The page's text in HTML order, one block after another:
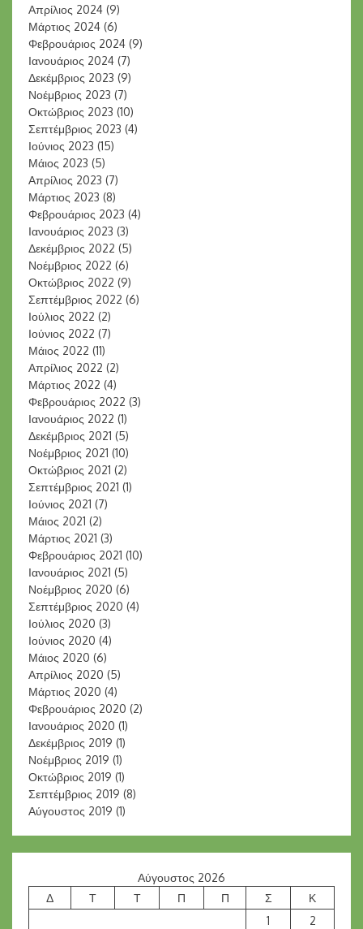
Απρίλιος 2024 (9)
Μάρτιος 2024 (6)
Φεβρουάριος 2024 (9)
Ιανουάριος 2024 (7)
Δεκέμβριος 2023 (9)
Νοέμβριος 2023 (7)
Οκτώβριος 2023 (10)
Σεπτέμβριος 2023 (4)
Ιούνιος 2023 (15)
Μάιος 2023 (5)
Απρίλιος 2023 (7)
Μάρτιος 2023 (8)
Φεβρουάριος 2023 (4)
Ιανουάριος 2023 (3)
Δεκέμβριος 2022 (5)
Νοέμβριος 2022 (6)
Οκτώβριος 2022 (9)
Σεπτέμβριος 2022 (6)
Ιούλιος 2022 (2)
Ιούνιος 2022 (7)
Μάιος 2022 (11)
Απρίλιος 2022 (2)
Μάρτιος 2022 (4)
Φεβρουάριος 2022 (3)
Ιανουάριος 2022 (1)
Δεκέμβριος 2021 (5)
Νοέμβριος 2021 (10)
Οκτώβριος 2021 (2)
Σεπτέμβριος 2021 (1)
Ιούνιος 2021 (7)
Μάιος 2021 (2)
Μάρτιος 2021 (3)
Φεβρουάριος 2021 (10)
Ιανουάριος 2021 (5)
Νοέμβριος 2020 (6)
Σεπτέμβριος 2020 (4)
Ιούλιος 2020 (3)
Ιούνιος 2020 (4)
Μάιος 2020 (6)
Απρίλιος 2020 (5)
Μάρτιος 2020 (4)
Φεβρουάριος 2020 (2)
Ιανουάριος 2020 (1)
Δεκέμβριος 2019 (1)
Νοέμβριος 2019 (1)
Οκτώβριος 2019 (1)
Σεπτέμβριος 2019 (8)
Αύγουστος 2019 (1)
Αύγουστος 2026
Δ
Τ Τ Π Π Σ
Κ
1
2